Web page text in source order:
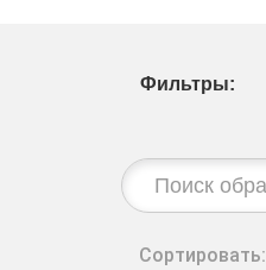
Фильтры:
Строка
поиска:
Сортировать: